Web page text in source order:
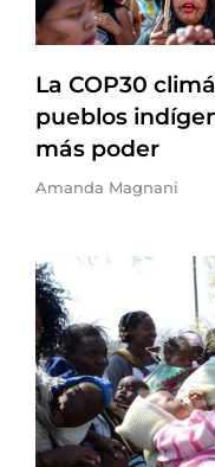
La COP30
pueblos
más poder
Amanda Magnani